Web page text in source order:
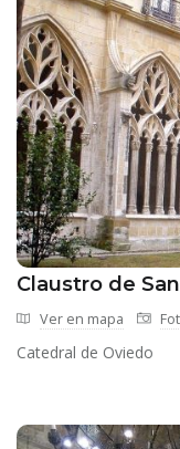
Claustro de
Ver en mapa
Catedral de Oviedo